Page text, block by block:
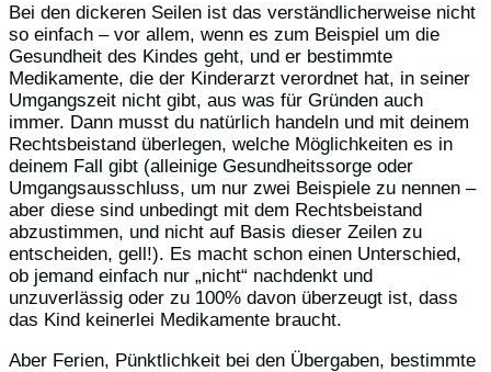
Bei den dickeren Seilen ist das verständlicherweise nicht
so einfach – vor allem, wenn es zum Beispiel um die
Gesundheit des Kindes geht, und er bestimmte
Medikamente, die der Kinderarzt verordnet hat, in seiner
Umgangszeit nicht gibt, aus was für Gründen auch
immer. Dann musst du natürlich handeln und mit deinem
Rechtsbeistand überlegen, welche Möglichkeiten es in
deinem Fall gibt (alleinige Gesundheitssorge oder
Umgangsausschluss, um nur zwei Beispiele zu nennen –
aber diese sind unbedingt mit dem Rechtsbeistand
abzustimmen, und nicht auf Basis dieser Zeilen zu
entscheiden, gell!). Es macht schon einen Unterschied,
ob jemand einfach nur „nicht“ nachdenkt und
unzuverlässig oder zu 100% davon überzeugt ist, dass
das Kind keinerlei Medikamente braucht.
Aber Ferien, Pünktlichkeit bei den Übergaben, bestimmte